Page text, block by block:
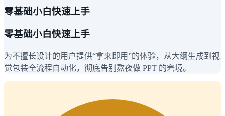
零基础小白快速上手
零基础小白快速上手
为不擅长设计的用户提供“拿来即用”的体验，从大纲生成到视
觉包装全流程自动化，彻底告别熬夜做 PPT 的窘境。